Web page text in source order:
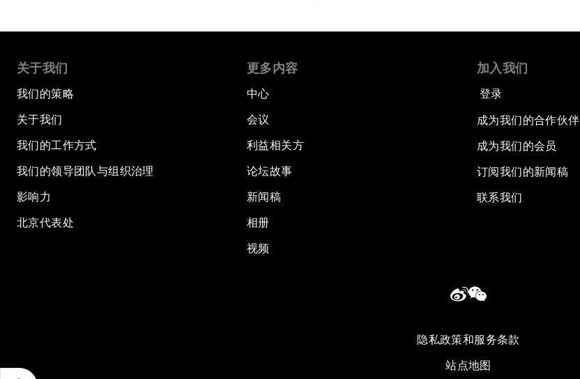
关于我们
我们的策略
关于我们
我们的工作方式
我们的领导团队与组织治理
影响力
北京代表处
更多内容
中心
会议
利益相关方
论坛故事
新闻稿
相册
视频
加入我们
登录
成为我们的合作伙伴
成为我们的会员
订阅我们的新闻稿
联系我们
隐私政策和服务条款
站点地图